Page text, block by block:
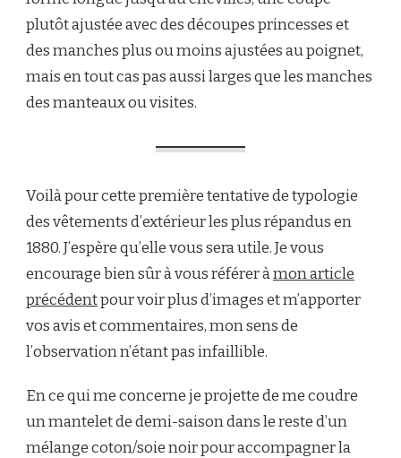
plutôt ajustée avec des découpes princesses et
des manches plus ou moins ajustées au poignet,
mais en tout cas pas aussi larges que les manches
des manteaux ou visites.
Voilà pour cette première tentative de typologie
des vêtements d’extérieur les plus répandus en
1880. J’espère qu’elle vous sera utile. Je vous
encourage bien sûr à vous référer àmon article
précédentpour voir plus d’images et m’apporter
vos avis et commentaires, mon sens de
l’observation n’étant pas infaillible.
En ce qui me concerne je projette de me coudre
un mantelet de demi-saison dans le reste d’un
mélange coton/soie noir pour accompagner la